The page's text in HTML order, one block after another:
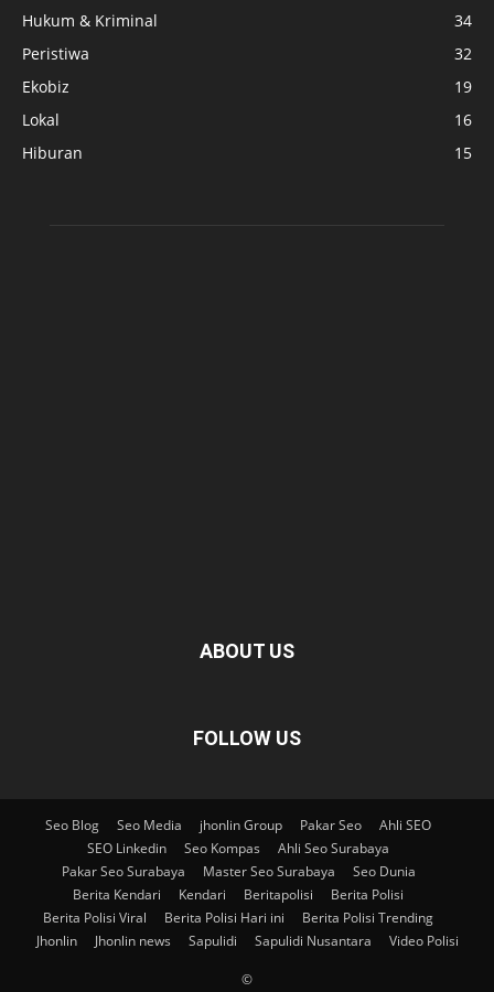
Hukum & Kriminal
34
Peristiwa
32
Ekobiz
19
Lokal
16
Hiburan
15
ABOUT US
FOLLOW US
Seo Blog Seo Media jhonlin Group Pakar Seo
Ahli SEO
SEO Linkedin
Seo Kompas
Ahli Seo Surabaya
Pakar Seo Surabaya
Master Seo Surabaya
Seo Dunia
Berita Kendari
Kendari Beritapolisi
Berita Polisi
Berita Polisi Viral
Berita Polisi Hari ini
Berita Polisi Trending
Jhonlin
Jhonlin news Sapulidi Sapulidi Nusantara Video Polisi
©